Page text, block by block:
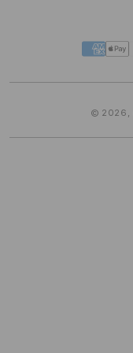
Platební
metody
© 2026,